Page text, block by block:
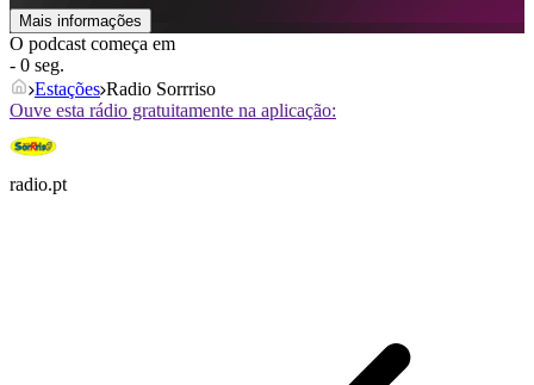
Mais informações
O podcast começa em
- 0 seg.
Estações Radio Sorrriso
Ouve esta rádio gratuitamente na aplicação:
radio.pt